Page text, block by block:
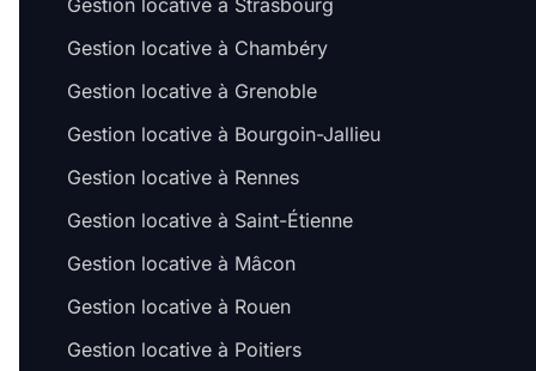
Gestion locative à Strasbourg
Gestion locative à Chambéry
Gestion locative à Grenoble
Gestion locative à Bourgoin-Jallieu
Gestion locative à Rennes
Gestion locative à Saint-Étienne
Gestion locative à Mâcon
Gestion locative à Rouen
Gestion locative à Poitiers